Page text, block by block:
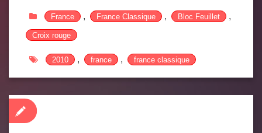
France , France Classique , Bloc Feuillet ,
Croix rouge
2010 , france , france classique